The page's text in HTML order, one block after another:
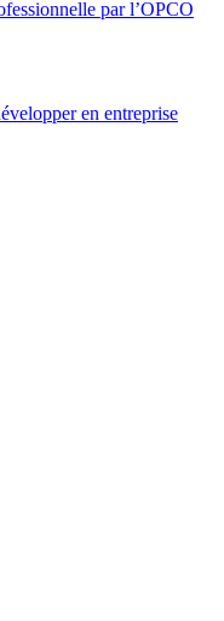
par l’OPCO
en entreprise